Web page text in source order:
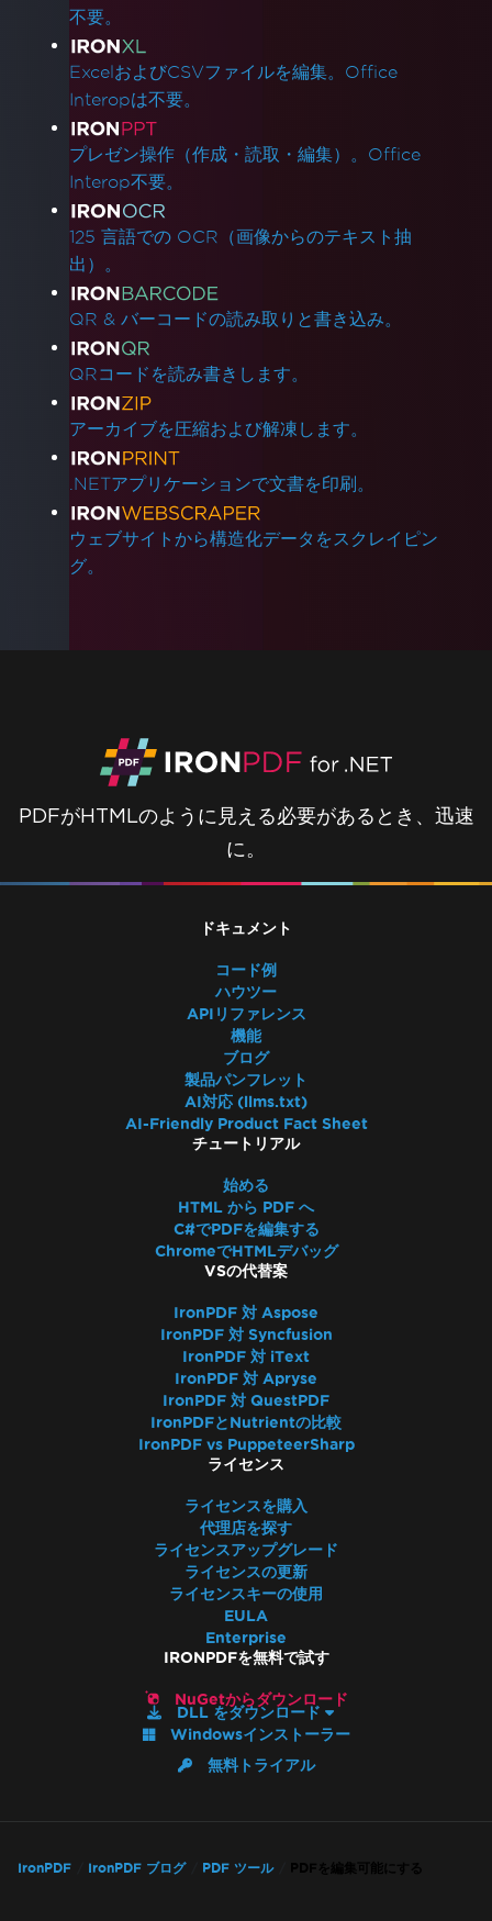
不要。
ExcelおよびCSVファイルを編集。Office
Interopは不要。
プレゼン操作（作成・読取・編集）。Office
Interop不要。
125 言語での OCR（画像からのテキスト抽
出）。
QR & バーコードの読み取りと書き込み。
QRコードを読み書きします。
アーカイブを圧縮および解凍します。
.NETアプリケーションで文書を印刷。
ウェブサイトから構造化データをスクレイピン
グ。
PDFがHTMLのように見える必要があるとき、迅速
に。
ドキュメント
コード例
ハウツー
APIリファレンス
機能
ブログ
製品パンフレット
AI対応 (llms.txt)
AI-Friendly Product Fact Sheet
チュートリアル
始める
HTML から PDF へ
C#でPDFを編集する
ChromeでHTMLデバッグ
VSの代替案
IronPDF 対 Aspose
IronPDF 対 Syncfusion
IronPDF 対 iText
IronPDF 対 Apryse
IronPDF 対 QuestPDF
IronPDFとNutrientの比較
IronPDF vs PuppeteerSharp
ライセンス
ライセンスを購入
代理店を探す
ライセンスアップグレード
ライセンスの更新
ライセンスキーの使用
EULA
Enterprise
IRONPDFを無料で試す
NuGetからダウンロード
DLL をダウンロード
Windowsインストーラー
無料トライアル
IronPDF IronPDF ブログ PDF ツール PDFを編集可能にする